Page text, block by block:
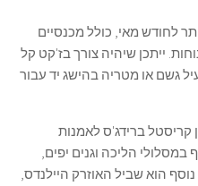
לחודש מאי, כולל מכנסיים
ייתכן שיהיה צורך בז'קט קל
גשם או מטריה בהישג יד עבור
קריסטל ברידג'ס לאמנות
במסלולי הליכה וגנים יפים,
הוא שביל האוזרק היילנדס,